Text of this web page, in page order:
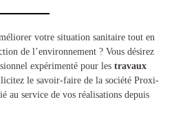
votre situation sanitaire tout en
de l’environnement ? Vous désirez
expérimenté pour les travaux
le savoir-faire de la société Proxi-
au service de vos réalisations depuis